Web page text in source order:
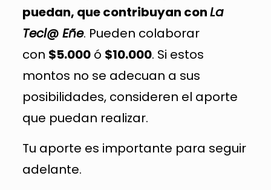
puedan, que contribuyan conLa
Tecl@ Eñe. Pueden colaborar
con $5.000ó $10.000. Si estos
montos no se adecuan a sus
posibilidades, consideren el aporte
que puedan realizar.
Tu aporte es importante para seguir
adelante.